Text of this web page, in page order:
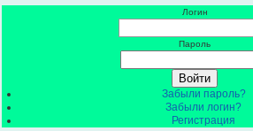
Логин
Пароль
Забыли пароль?
Забыли логин?
Регистрация